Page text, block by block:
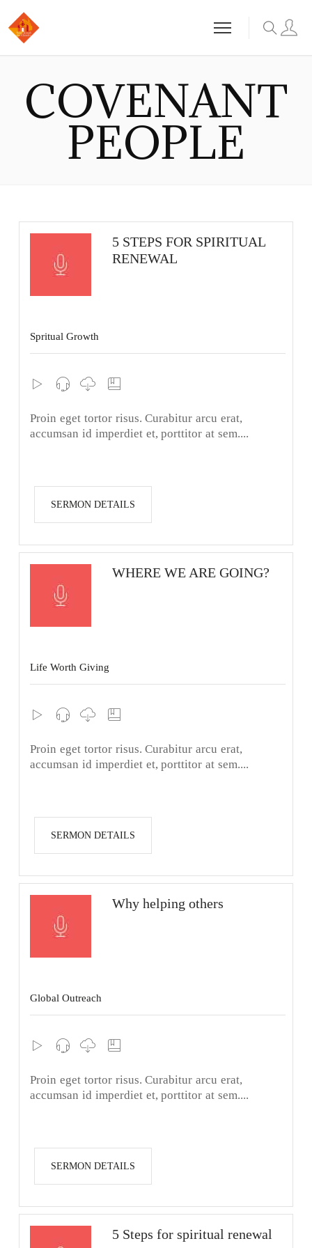
COVENANT
PEOPLE
5 STEPS FOR SPIRITUAL
RENEWAL
Spritual Growth
Proin eget tortor risus. Curabitur arcu erat,
accumsan id imperdiet et, porttitor at sem....
SERMON DETAILS
WHERE WE ARE GOING?
Life Worth Giving
Proin eget tortor risus. Curabitur arcu erat,
accumsan id imperdiet et, porttitor at sem....
SERMON DETAILS
Why helping others
Global Outreach
Proin eget tortor risus. Curabitur arcu erat,
accumsan id imperdiet et, porttitor at sem....
SERMON DETAILS
5 Steps for spiritual renewal